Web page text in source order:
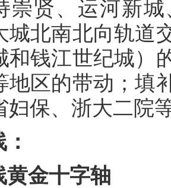
崇贤、运河新
城北南北向轨道
和钱江世纪城
地区的带动；填
妇保、浙大二院
黄金十字轴